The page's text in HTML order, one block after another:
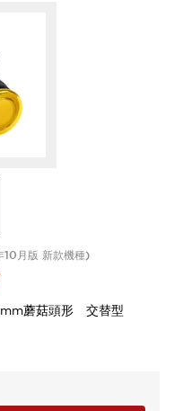
月版 新款機種)
蘑菇頭形 交替型